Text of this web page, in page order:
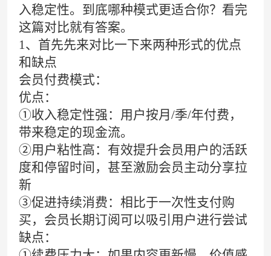
入稳定性。到底哪种模式更适合你？看完
这篇对比就有答案。
1、首先先来对比一下来两种形式的优点
和缺点
会员付费模式：
优点：
①收入稳定性强：用户按月/季/年付费，
带来稳定的现金流。
②用户粘性高：有效提升会员用户的活跃
度和停留时间，甚至激励会员主动分享拉
新
③促进持续消费：相比于一次性支付购
买，会员长期订阅可以吸引用户进行尝试
缺点：